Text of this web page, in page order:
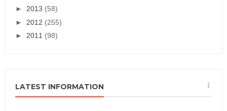
► 2013 (58)
► 2012 (255)
► 2011 (98)
LATEST INFORMATION